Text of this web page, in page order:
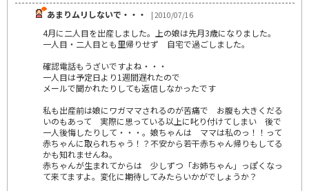
あまりムリしないで・・・
| 2010/07/16
4月に二人目を出産しました。上の娘は先月3歳になりました。
一人目・二人目とも里帰りせず 自宅で過ごしました。
確認電話もうざいですよね・・・
一人目は予定日より1週間遅れたので
メールで聞かれたりしても返信しなかったです
私も出産前は娘にワガママされるのが苦痛で お腹も大きくだる
いのもあって 実際に思っている以上に叱り付けてしまい 後で
一人後悔したりして・・・。娘ちゃんは ママは私のっ！！って
赤ちゃんに取られちゃう！？不安から若干赤ちゃん帰りもしてる
かも知れませんね。
赤ちゃんが生まれてからは 少しずつ「お姉ちゃん」っぽくなっ
て来てますよ。変化に期待してみたらいかがでしょうか？